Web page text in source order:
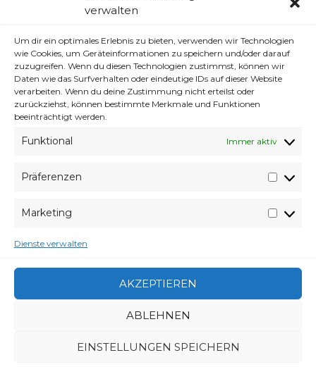
verwalten
Um dir ein optimales Erlebnis zu bieten, verwenden wir Technologien
wie Cookies, um Geräteinformationen zu speichern und/oder darauf
zuzugreifen. Wenn du diesen Technologien zustimmst, können wir
Daten wie das Surfverhalten oder eindeutige IDs auf dieser Website
verarbeiten. Wenn du deine Zustimmung nicht erteilst oder
zurückziehst, können bestimmte Merkmale und Funktionen
beeinträchtigt werden.
Funktional Immer aktiv
Präferenzen
Marketing
Dienste verwalten
AKZEPTIEREN
ABLEHNEN
EINSTELLUNGEN SPEICHERN
Montag Girl Smile
Arschlochig. Und wenn ich genauer drüber
arschlochig!
(Titelbild via
VERWENDUNG FOLGEN UND ALTERNATIVEN
VERGIFTUNG,VERWENDUNG